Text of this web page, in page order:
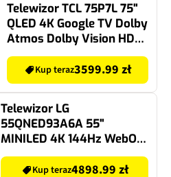
Telewizor TCL 75P7L 75"
QLED 4K Google TV Dolby
Atmos Dolby Vision HDMI
2.1
Kup teraz3599.99 zł
Telewizor LG
55QNED93A6A 55"
MINILED 4K 144Hz WebOS
TV Dolby Vision Dolby
Atmos HDMI 2.1 +
Kup teraz4898.99 zł